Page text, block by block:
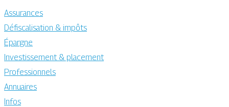
Assurances
Défiscalisation & impôts
Épargne
Investissement & placement
Professionnels
Annuaires
Infos